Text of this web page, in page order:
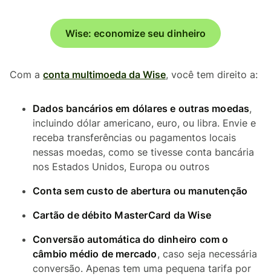
Wise: economize seu dinheiro
Com a conta multimoeda da Wise, você tem direito a:
Dados bancários em dólares e outras moedas,
incluindo dólar americano, euro, ou libra. Envie e
receba transferências ou pagamentos locais
nessas moedas, como se tivesse conta bancária
nos Estados Unidos, Europa ou outros
Conta sem custo de abertura ou manutenção
Cartão de débito MasterCard da Wise
Conversão automática do dinheiro com o
câmbio médio de mercado, caso seja necessária
conversão. Apenas tem uma pequena tarifa por